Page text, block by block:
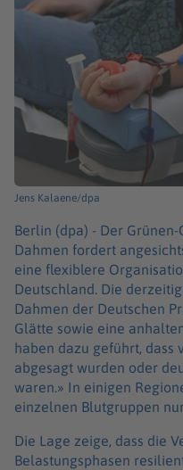
Jens Kalaene/dpa
Berlin (dpa) - Der Grünen-
Dahmen fordert
eine flexiblere
Deutschland. Die
Dahmen der Deutschen
Glätte sowie eine
haben dazu geführt, dass
abgesagt wurden oder
waren.» In einigen
einzelnen Blutgruppen
Die Lage zeige, dass die
Belastungsphasen